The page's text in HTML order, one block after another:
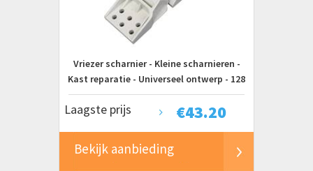
Vriezer scharnier - Kleine scharnieren -
Kast reparatie - Universeel ontwerp - 128
x 53 cm - Wit
€43.20
Laagste prijs
Bekijk aanbieding